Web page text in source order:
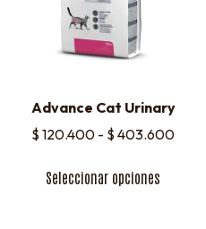
Advance Cat Urinary
$ 120.400 - $ 403.600
Seleccionar opciones